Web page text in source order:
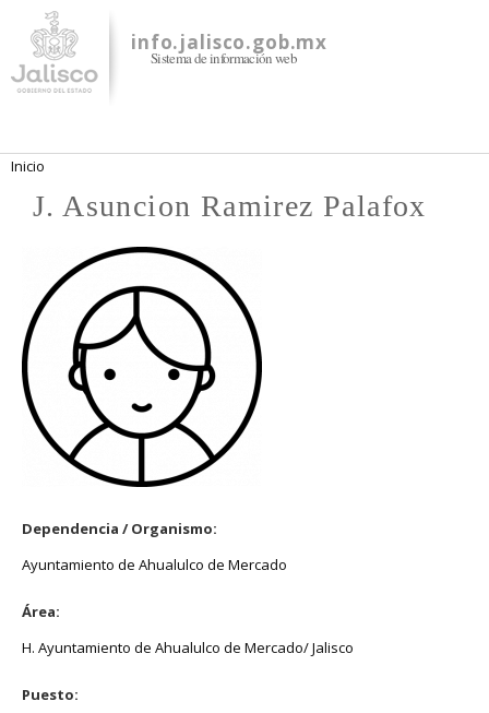
contenido
principal
info.jalisco.gob.mx
Sistema de información web
Se encuentra usted aquí
Inicio
J. Asuncion Ramirez Palafox
Dependencia / Organismo:
Ayuntamiento de Ahualulco de Mercado
Área:
H. Ayuntamiento de Ahualulco de Mercado/ Jalisco
Puesto: